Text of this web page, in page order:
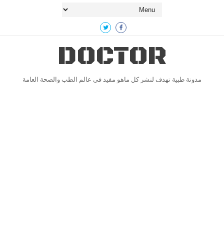
DOCTOR
مدونة طبية تهدف لنشر كل ماهو مفيد في عالم الطب والصحة العامة